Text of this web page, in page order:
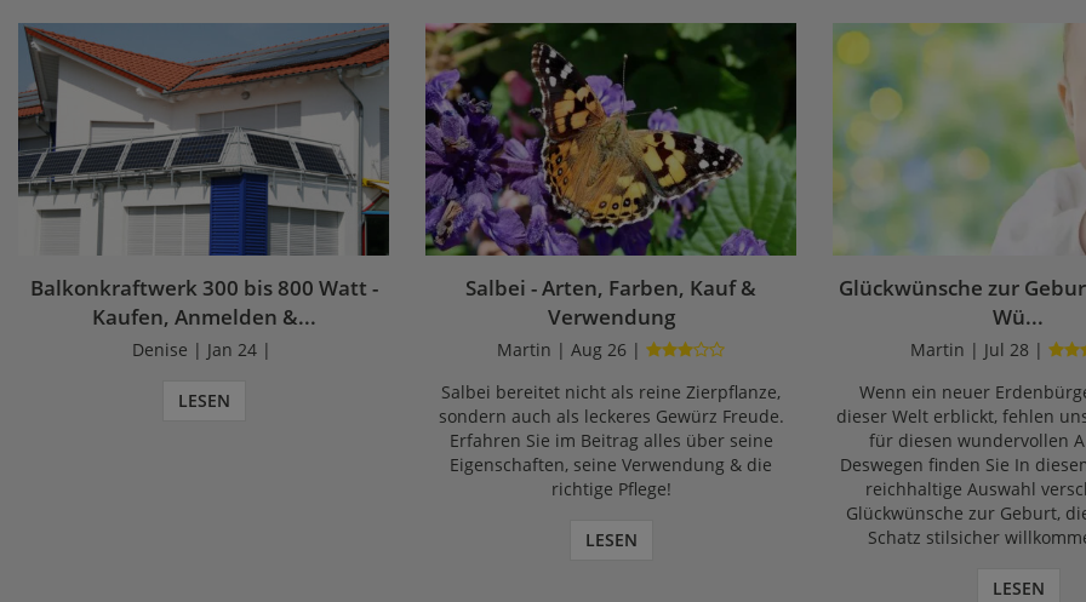
Balkonkraftwerk 300 bis 800 Watt -
Kaufen, Anmelden &...
Denise | Jan 24 |
LESEN
Salbei - Arten, Farben, Kauf &
Verwendung
Martin | Aug 26 |
Salbei bereitet nicht als reine Zierpflanze,
sondern auch als leckeres Gewürz Freude.
Erfahren Sie im Beitrag alles über seine
Eigenschaften, seine Verwendung & die
richtige Pflege!
LESEN
Glückwünsche zur
Wü...
Martin | Jul 28 |
Wenn ein neuer
dieser Welt erblickt, fehlen
für diesen wundervollen
Deswegen finden Sie In
reichhaltige Auswahl
Glückwünsche zur Geburt,
Schatz stilsicher
LESEN